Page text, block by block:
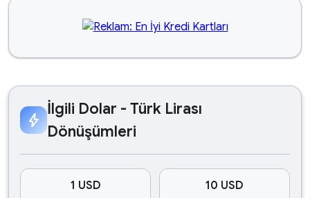
bolt
İlgili Dolar - Türk Lirası
Dönüşümleri
1 USD
10 USD